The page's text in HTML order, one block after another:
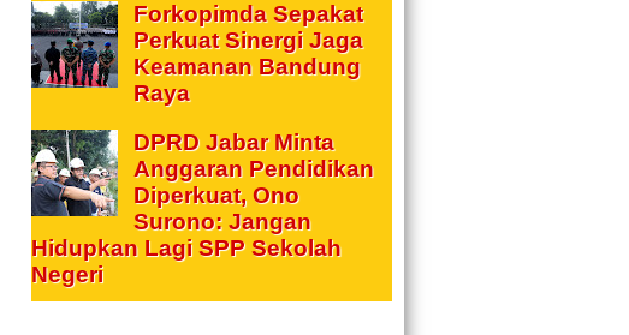
Forkopimda Sepakat
Perkuat Sinergi Jaga
Keamanan Bandung
Raya
DPRD Jabar Minta
Anggaran Pendidikan
Diperkuat, Ono
Surono: Jangan
Hidupkan Lagi SPP Sekolah
Negeri